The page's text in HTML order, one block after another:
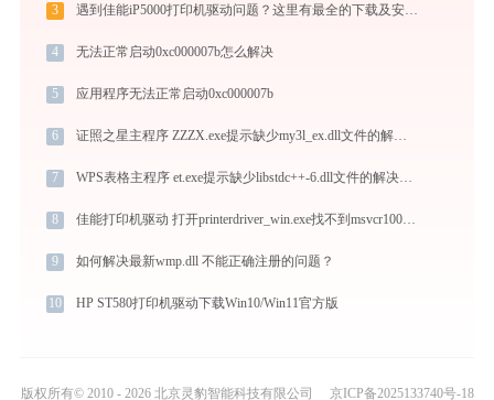
3 遇到佳能iP5000打印机驱动问题？这里有最全的下载及安装指导
4 无法正常启动0xc000007b怎么解决
5 应用程序无法正常启动0xc000007b
6 证照之星主程序 ZZZX.exe提示缺少my3l_ex.dll文件的解决办法
7 WPS表格主程序 et.exe提示缺少libstdc++-6.dll文件的解决办法
8 佳能打印机驱动 打开printerdriver_win.exe找不到msvcr100.dll怎么办
9 如何解决最新wmp.dll 不能正确注册的问题？
10 HP ST580打印机驱动下载Win10/Win11官方版
版权所有© 2010 - 2026 北京灵豹智能科技有限公司 京ICP备2025133740号-18